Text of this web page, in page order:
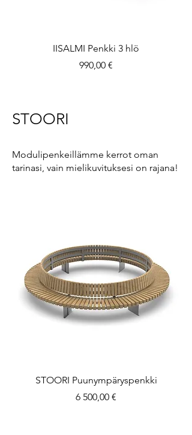
IISALMI Penkki 3 hlö
Hinta
990,00 €
STOORI
Modulipenkeillämme kerrot oman
tarinasi, vain mielikuvituksesi on rajana!
STOORI Puunympäryspenkki
Hinta
6 500,00 €